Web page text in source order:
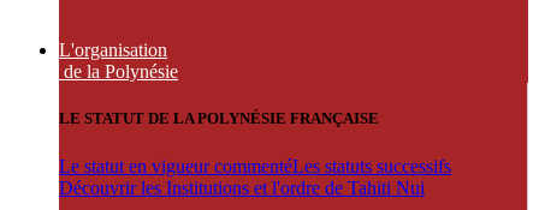
L'organisation
de la Polynésie
LE STATUT DE LA POLYNÉSIE FRANÇAISE
Le statut en vigueur commentéLes statuts successifs
Découvrir les Institutions et l'ordre de Tahiti Nui